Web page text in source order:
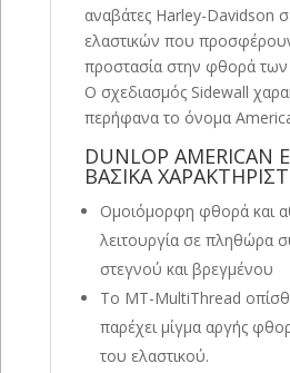
αναβάτες Harley-Davidson
ελαστικών που
προστασία στην φθορά των
Ο σχεδιασμός Sidewall
περήφανα το όνομα
DUNLOP AMERICAN
ΒΑΣΙΚΑ
Ομοιόμορφη φθορά και
λειτουργία σε πληθώρα
στεγνού και βρεγμένου
Το MT-MultiThread
παρέχει μίγμα αργής
του ελαστικού.